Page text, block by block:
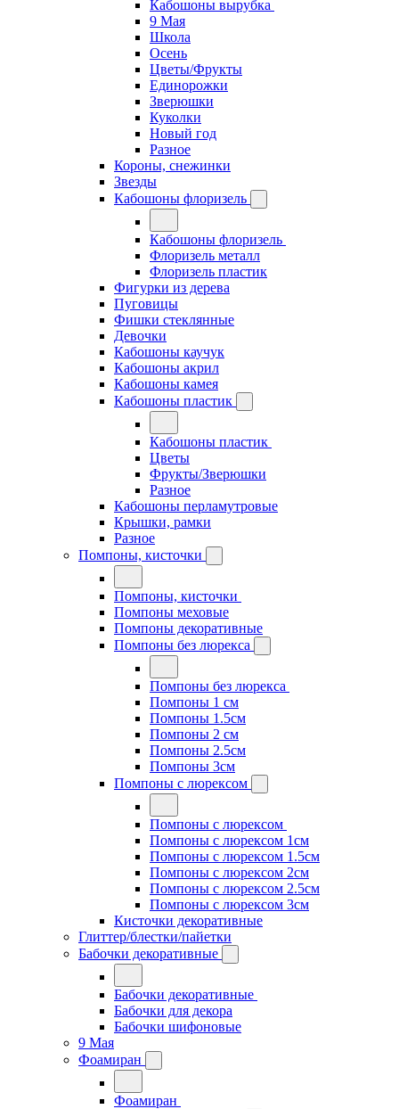
Кабошоны вырубка
9 Мая
Школа
Осень
Цветы/Фрукты
Единорожки
Зверюшки
Куколки
Новый год
Разное
Короны, снежинки
Звезды
Кабошоны флоризель
Кабошоны флоризель
Флоризель металл
Флоризель пластик
Фигурки из дерева
Пуговицы
Фишки стеклянные
Девочки
Кабошоны каучук
Кабошоны акрил
Кабошоны камея
Кабошоны пластик
Кабошоны пластик
Цветы
Фрукты/Зверюшки
Разное
Кабошоны перламутровые
Крышки, рамки
Разное
Помпоны, кисточки
Помпоны, кисточки
Помпоны меховые
Помпоны декоративные
Помпоны без люрекса
Помпоны без люрекса
Помпоны 1 см
Помпоны 1.5см
Помпоны 2 см
Помпоны 2.5см
Помпоны 3см
Помпоны с люрексом
Помпоны с люрексом
Помпоны с люрексом 1см
Помпоны с люрексом 1.5см
Помпоны с люрексом 2см
Помпоны с люрексом 2.5см
Помпоны с люрексом 3см
Кисточки декоративные
Глиттер/блестки/пайетки
Бабочки декоративные
Бабочки декоративные
Бабочки для декора
Бабочки шифоновые
9 Мая
Фоамиран
Фоамиран